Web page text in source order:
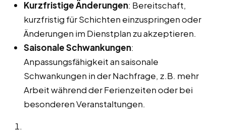
Kurzfristige Änderungen: Bereitschaft,
kurzfristig für Schichten einzuspringen oder
Änderungen im Dienstplan zu akzeptieren.
Saisonale Schwankungen:
Anpassungsfähigkeit an saisonale
Schwankungen in der Nachfrage, z.B. mehr
Arbeit während der Ferienzeiten oder bei
besonderen Veranstaltungen.